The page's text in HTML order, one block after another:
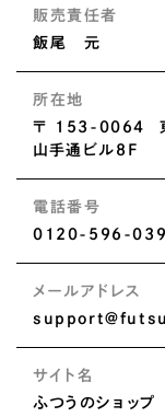
販売責任者
飯尾 元
所在地
〒 153-0064
山手通ビル8F
電話番号
0120-596-039
メールアドレス
サイト名
ふつうのショップ